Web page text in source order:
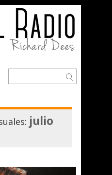
julio